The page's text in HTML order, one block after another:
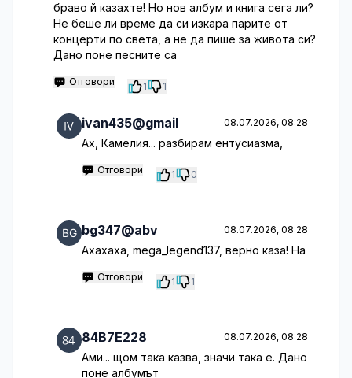
браво й казахте! Но нов албум и книга сега ли?
Не беше ли време да си изкара парите от
концерти по света, а не да пише за живота си?
Дано поне песните са
Отговори 1 1
ivan435@gmail 08.07.2026, 08:28
Ах, Камелия... разбирам ентусиазма,
Отговори 1 0
bg347@abv 08.07.2026, 08:28
Ахахаха, mega_legend137, верно каза! На
Отговори 1 1
84B7E228 08.07.2026, 08:28
Ами... щом така казва, значи така е. Дано
поне албумът